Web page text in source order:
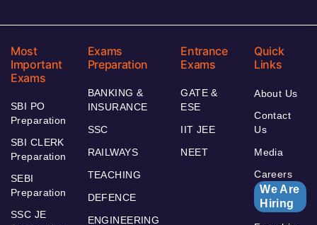
Most
Important
Exams
SBI PO
Preparation
SBI CLERK
Preparation
SEBI
Preparation
SSC JE
Exams
Preparation
BANKING &
INSURANCE
SSC
RAILWAYS
TEACHING
DEFENCE
ENGINEERING
Entrance
Exams
GATE &
ESE
IIT JEE
NEET
Quick
Links
About Us
Contact
Us
Media
Careers
We Are
Hiring